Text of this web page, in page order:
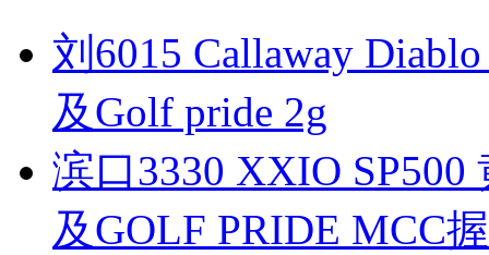
刘6015 Callaway
及Golf pride 2g
滨口3330 XXIO
及GOLF PRIDE MCC